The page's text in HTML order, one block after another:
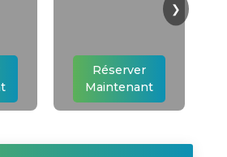
Réserver
Maintenant
❯